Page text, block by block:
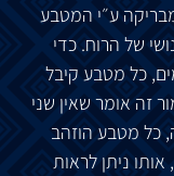
מבריקה ע״י המטבע
של הרוח. כדי
כל מטבע קיבל
זה אומר שאין שני
כל מטבע הוזהב
בזהב טהור, 24 קראט, אותו ניתן לראות